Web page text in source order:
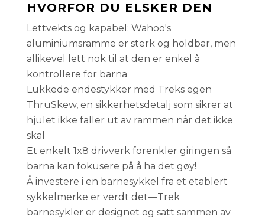
HVORFOR DU ELSKER DEN
Lettvekts og kapabel: Wahoo's
aluminiumsramme er sterk og holdbar, men
allikevel lett nok til at den er enkel å
kontrollere for barna
Lukkede endestykker med Treks egen
ThruSkew, en sikkerhetsdetalj som sikrer at
hjulet ikke faller ut av rammen når det ikke
skal
Et enkelt 1x8 drivverk forenkler giringen så
barna kan fokusere på å ha det gøy!
Å investere i en barnesykkel fra et etablert
sykkelmerke er verdt det—Trek
barnesykler er designet og satt sammen av